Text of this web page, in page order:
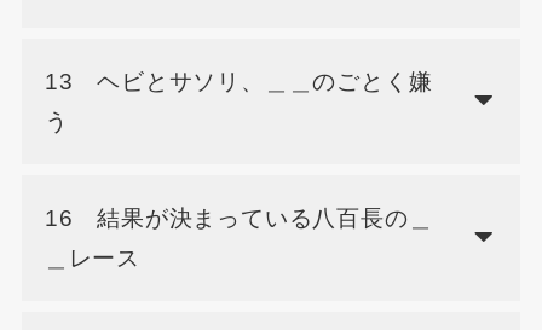
13 ヘビとサソリ、＿＿のごとく嫌
う
16 結果が決まっている八百長の＿
＿レース